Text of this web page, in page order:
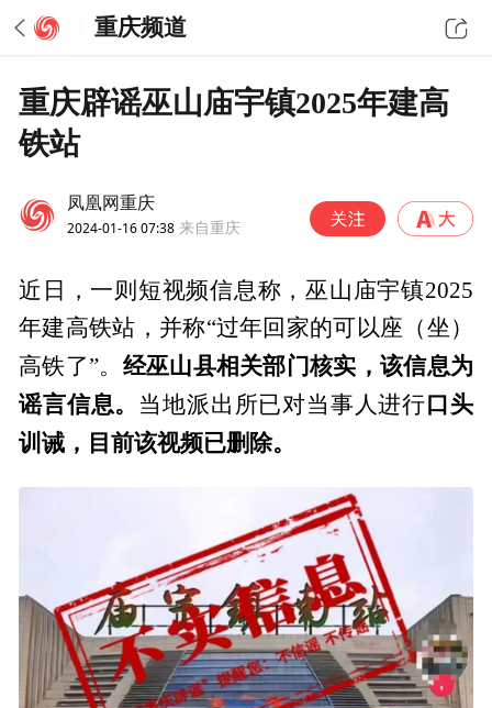
重庆频道
重庆辟谣巫山庙宇镇2025年建高
铁站
凤凰网重庆
2024-01-16 07:38 来自重庆
近日，一则短视频信息称，巫山庙宇镇2025
年建高铁站，并称“过年回家的可以座（坐）
高铁了”。 经巫山县相关部门核实，该信息为
谣言信息。
当地派出所已对当事人进行口头
训诫，目前该视频已删除。